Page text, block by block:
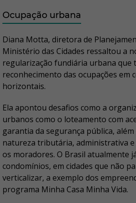
Ocupação urbana
Diana Motta, diretora de
Ministério das Cidades ressaltou a
regularização fundiária urbana que
reconhecimento das ocupações em
horizontais.
Ela apontou desafios como a
urbanos como o loteamento com
garantia da segurança pública,
natureza tributária, administrativa e
os moradores. O Brasil atualmente
condomínios, em cidades que não
verticalizar, a exemplo dos
programa Minha Casa Minha Vida.